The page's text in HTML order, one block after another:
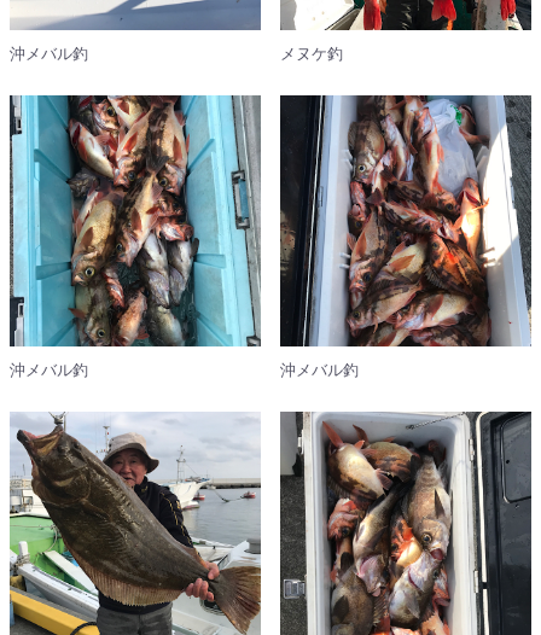
沖メバル釣 メヌケ釣
沖メバル釣 沖メバル釣